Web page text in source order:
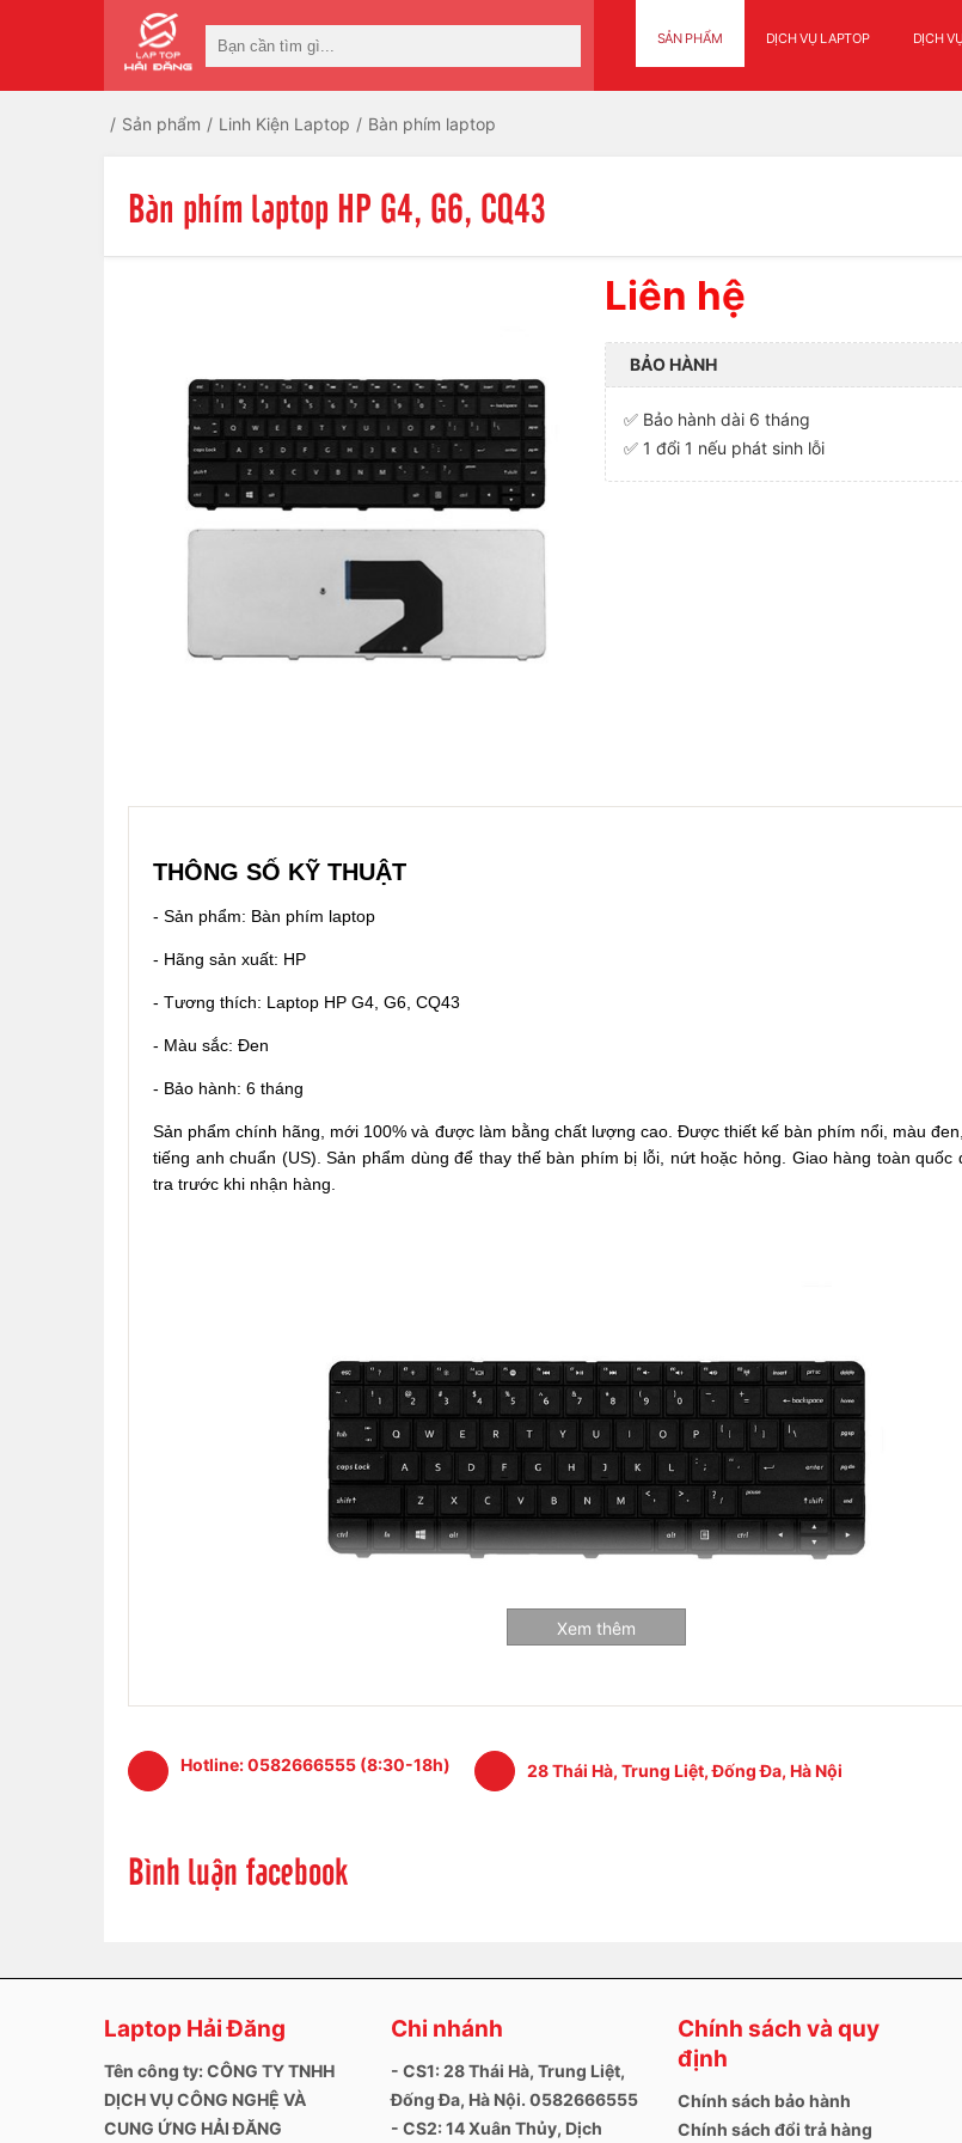
SẢN PHẨM DỊCH VỤ LAPTOP DỊCH
Sản phẩm Linh Kiện Laptop Bàn phím laptop
Bàn phím laptop HP G4, G6, CQ43
Liên hệ
BẢO HÀNH
✅ Bảo hành dài 6 tháng
✅ 1 đổi 1 nếu phát sinh lỗi
THÔNG SỐ KỸ THUẬT
- Sản phẩm: Bàn phím laptop
- Hãng sản xuất: HP
- Tương thích: Laptop HP G4, G6, CQ43
- Màu sắc: Đen
- Bảo hành: 6 tháng
Sản phẩm chính hãng, mới 100% và được làm bằng chất lượng cao. Được thiết kế bàn phím nổi, màu
tiếng anh chuẩn (US). Sản phẩm dùng để thay thế bàn phím bị lỗi, nứt hoặc hỏng. Giao hàng toàn quốc
tra trước khi nhận hàng.
+ Số hotline: 0972346663 - 0989310068
+ Địa chỉ: 28 Thái Hà, Trung Liệt, Đống Đa, Hà Nội
+ Website:https://laptophaidang.com
Xem thêm
Hotline:0582666555 (8:30-18h) 28 Thái Hà, Trung Liệt, Đống Đa, Hà Nội
Bình luận facebook
Laptop Hải Đăng
Tên công ty: CÔNG TY TNHH
DỊCH VỤ CÔNG NGHỆ VÀ
CUNG ỨNG HẢI ĐĂNG
Chi nhánh
- CS1: 28 Thái Hà, Trung Liệt,
Đống Đa, Hà Nội. 0582666555
- CS2: 14 Xuân Thủy, Dịch
Chính sách và quy
định
Chính sách bảo hành
Chính sách đổi trả hàng